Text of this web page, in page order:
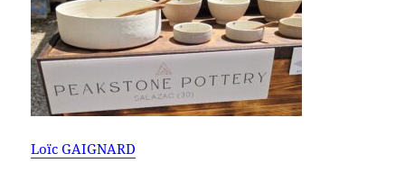
Loïc GAIGNARD